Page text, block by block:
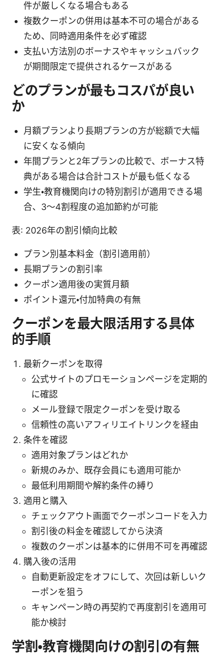
件が厳しくなる場合もある
複数クーポンの併用は基本不可の場合がある
ため、同時適用条件を必ず確認
支払い方法別のボーナスやキャッシュバック
が期間限定で提供されるケースがある
どのプランが最もコスパが良い
か
月額プランより長期プランの方が総額で大幅
に安くなる傾向
年間プランと2年プランの比較で、ボーナス特
典がある場合は合計コストが最も低くなる
学生・教育機関向けの特別割引が適用できる場
合、3〜4割程度の追加節約が可能
表: 2026年の割引傾向比較
プラン別基本料金（割引適用前）
長期プランの割引率
クーポン適用後の実質月額
ポイント還元・付加特典の有無
クーポンを最大限活用する具体
的手順
最新クーポンを取得
公式サイトのプロモーションページを定期的
に確認
メール登録で限定クーポンを受け取る
信頼性の高いアフィリエイトリンクを経由
条件を確認
適用対象プランはどれか
新規のみか、既存会員にも適用可能か
最低利用期間や解約条件の縛り
適用と購入
チェックアウト画面でクーポンコードを入力
割引後の料金を確認してから決済
複数のクーポンは基本的に併用不可を再確認
購入後の活用
自動更新設定をオフにして、次回は新しいク
ーポンを狙う
キャンペーン時の再契約で再度割引を適用可
能か検討
学割・教育機関向けの割引の有無